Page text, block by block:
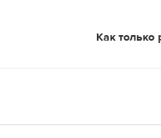
Как только